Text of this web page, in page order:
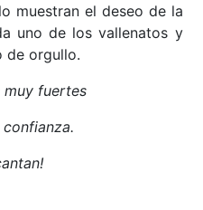
muestran el deseo de la
uno de los vallenatos y
de orgullo.
muy fuertes